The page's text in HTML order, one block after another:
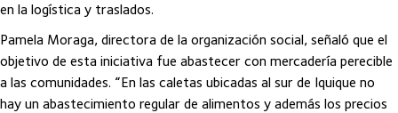
en la logística y traslados.
Pamela Moraga, directora de la organización social, señaló que el
objetivo de esta iniciativa fue abastecer con mercadería perecible
a las comunidades. “En las caletas ubicadas al sur de Iquique no
hay un abastecimiento regular de alimentos y además los precios